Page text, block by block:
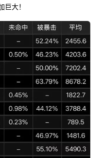
大！